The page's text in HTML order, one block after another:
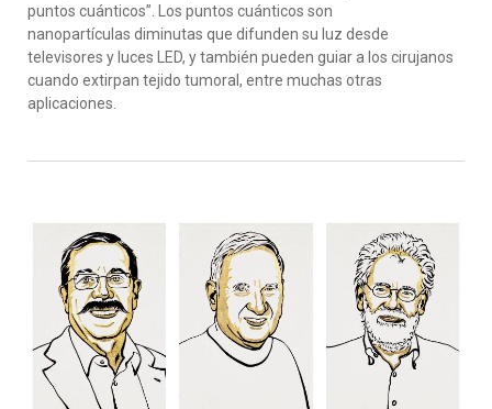
puntos cuánticos”. Los puntos cuánticos son
nanopartículas diminutas que difunden su luz desde
televisores y luces LED, y también pueden guiar a los cirujanos
cuando extirpan tejido tumoral, entre muchas otras
aplicaciones.